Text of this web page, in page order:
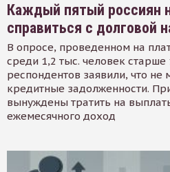
Каждый пятый россиян
справиться с долговой
В опросе, проведенном на
среди 1,2 тыс. человек старше
респондентов заявили, что не
кредитные задолженности.
вынуждены тратить на
ежемесячного доход